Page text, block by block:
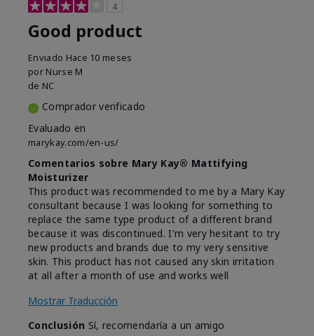
4
Good product
Enviado Hace 10 meses
por Nurse M
de NC
Comprador verificado
Evaluado en
marykay.com/en-us/
Comentarios sobre Mary Kay® Mattifying
Moisturizer
This product was recommended to me by a Mary Kay
consultant because I was looking for something to
replace the same type product of a different brand
because it was discontinued. I'm very hesitant to try
new products and brands due to my very sensitive
skin. This product has not caused any skin irritation
at all after a month of use and works well
Mostrar Traducción
Conclusión Sí, recomendaría a un amigo